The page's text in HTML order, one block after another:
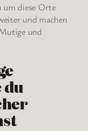
um diese Orte
und machen
und
du